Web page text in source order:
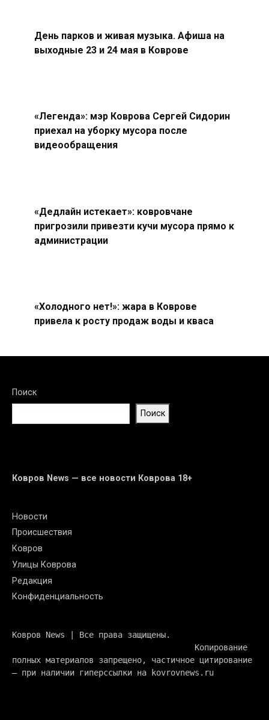
День парков и живая музыка. Афиша на
выходные 23 и 24 мая в Коврове
«Легенда»: мэр Коврова Сергей Сидорин
приехал на уборку мусора после
видеообращения
«Дедлайн истекает»: ковровчане
пригрозили привезти кучи мусора прямо к
администрации
«Холодного нет!»: жара в Коврове
привела к росту продаж воды и кваса
Поиск
Поиск
Ковров News — все новости Коврова 18+
Новости
Происшествия
Ковров
Улицы Коврова
Редакция
Конфиденциальность
Ковров News | Все права защищены.
полных материалов запрещено, частичное цитирование
— при наличии гиперссылки на kovrovnews.ru